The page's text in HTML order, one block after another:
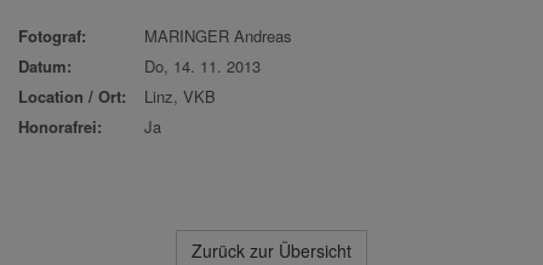
Fotograf:
MARINGER Andreas
Datum:
Do, 14. 11. 2013
Location / Ort:
Linz, VKB
Honorafrei:
Ja
Zurück zur Übersicht